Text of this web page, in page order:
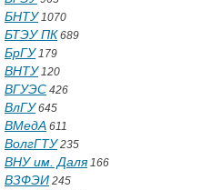
БНТУ1070
БТЭУ ПК 689
БрГУ179
ВНТУ120
ВГУЭС 426
ВлГУ645
ВМедА 611
ВолгГТУ235
ВНУ им. Даля166
ВЗФЭИ 245